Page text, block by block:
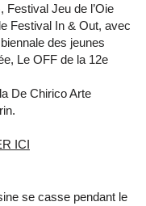
Jeu de l’Oie
Festival In & Out, avec
des jeunes
Le OFF de la 12e
De Chirico Arte
ICI
se casse pendant le